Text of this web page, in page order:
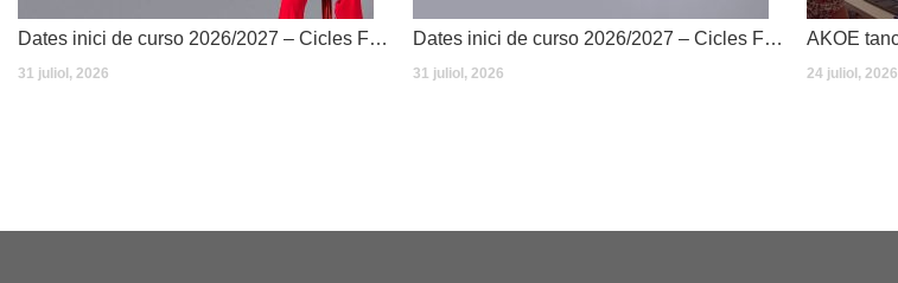
Dates inici de curso 2026/2027 – Cicles Formatius
31 juliol, 2026
Dates inici de curso 2026/2027 – Cicles Formatius
31 juliol, 2026 24 juliol, 2026